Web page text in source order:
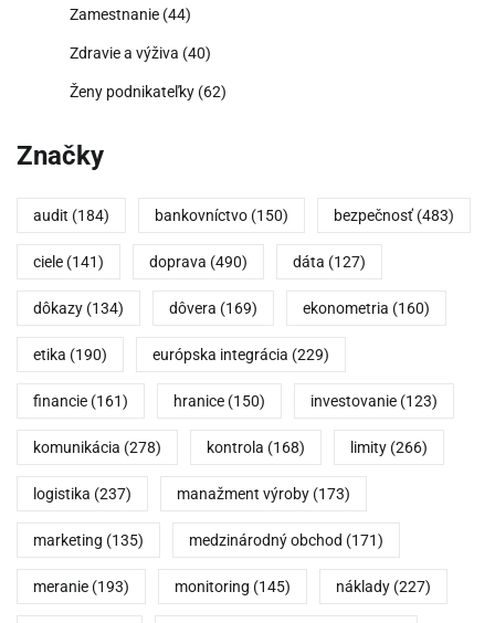
Zamestnanie (44)
Zdravie a výživa (40)
Ženy podnikateľky (62)
Značky
audit (184) bankovníctvo (150) bezpečnosť (483)
ciele (141) doprava (490) dáta (127)
dôkazy (134) dôvera (169) ekonometria (160)
etika (190) európska integrácia (229)
financie (161) hranice (150) investovanie (123)
komunikácia (278) kontrola (168) limity (266)
logistika (237) manažment výroby (173)
marketing (135) medzinárodný obchod (171)
meranie (193) monitoring (145) náklady (227)